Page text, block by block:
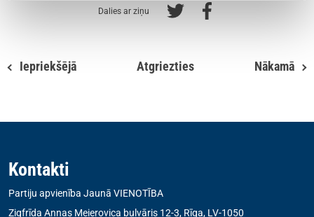
Dalies ar ziņu
Iepriekšējā Atgriezties Nākamā
Kontakti
Partiju apvienība Jaunā VIENOTĪBA
Zigfrīda Annas Meierovica bulvāris 12-3, Rīga, LV-1050